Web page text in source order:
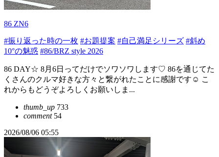
86 ZN6
#振り返った時の一枚 #お題提案 #自己満足シリーズ #斜め
10°の魅惑 #86/BRZ style 2026
86 DAY☆ 8月6日ってだけでソワソワします♡ 86を通じてた
くさんのクルマ好きな方々と繋がれたことに感謝です☺️ こ
れからもどうぞよろしくお願いしま...
thumb_up 733
comment54
2026/08/06 05:55